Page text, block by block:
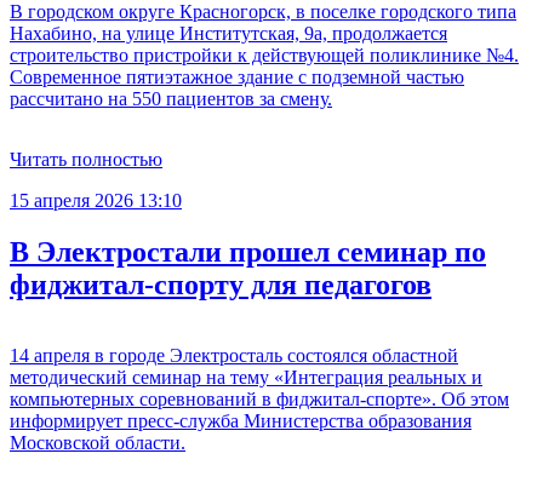
В городском округе Красногорск, в поселке городского типа
Нахабино, на улице Институтская, 9а, продолжается
строительство пристройки к действующей поликлинике №4.
Современное пятиэтажное здание с подземной частью
рассчитано на 550 пациентов за смену.
Читать полностью
15 апреля 2026 13:10
В Электростали прошел семинар по
фиджитал-спорту для педагогов
14 апреля в городе Электросталь состоялся областной
методический семинар на тему «Интеграция реальных и
компьютерных соревнований в фиджитал-спорте». Об этом
информирует пресс-служба Министерства образования
Московской области.